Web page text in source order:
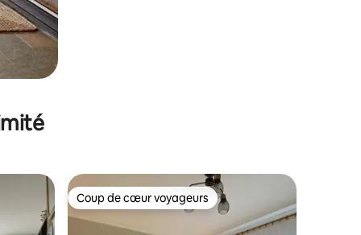
Coup de cœur voyageurs
Coup de cœur voyageurs